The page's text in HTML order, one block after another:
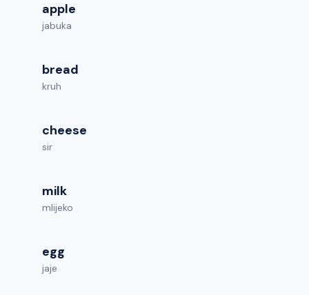
apple
jabuka
bread
kruh
cheese
sir
milk
mlijeko
egg
jaje